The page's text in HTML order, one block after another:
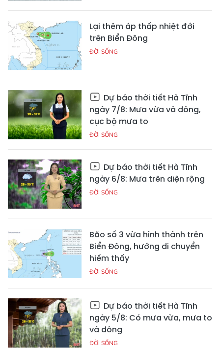
Lại thêm áp thấp nhiệt đới
trên Biển Đông
ĐỜI SỐNG
Dự báo thời tiết Hà Tĩnh
ngày 7/8: Mưa vừa và dông,
cục bộ mưa to
ĐỜI SỐNG
Dự báo thời tiết Hà Tĩnh
ngày 6/8: Mưa trên diện rộng
ĐỜI SỐNG
Bão số 3 vừa hình thành trên
Biển Đông, hướng di chuyển
hiếm thấy
ĐỜI SỐNG
Dự báo thời tiết Hà Tĩnh
ngày 5/8: Có mưa vừa, mưa to
và dông
ĐỜI SỐNG